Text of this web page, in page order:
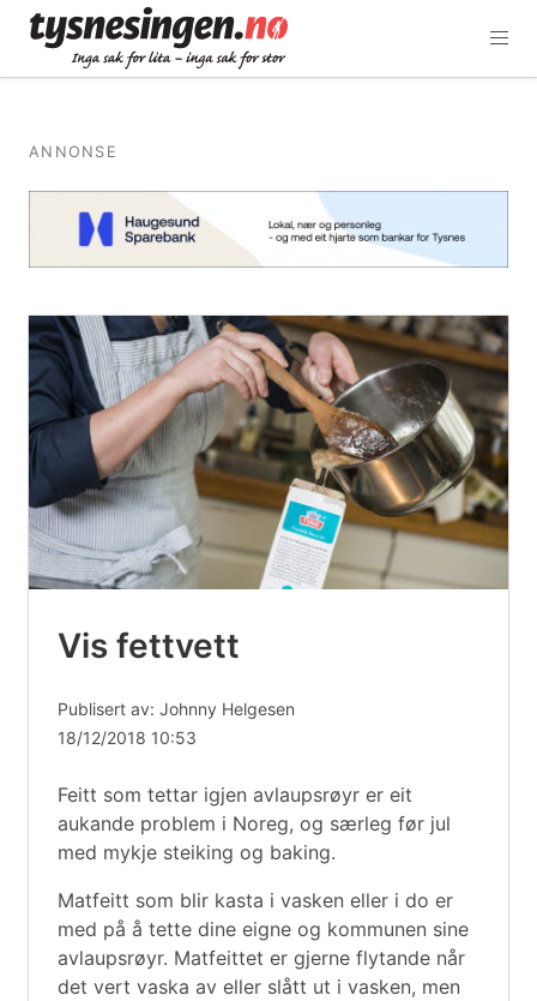
ANNONSE
Vis fettvett
Publisert av: Johnny Helgesen
18/12/2018 10:53
Feitt som tettar igjen avlaupsrøyr er eit
aukande problem i Noreg, og særleg før jul
med mykje steiking og baking.
Matfeitt som blir kasta i vasken eller i do er
med på å tette dine eigne og kommunen sine
avlaupsrøyr. Matfeittet er gjerne flytande når
det vert vaska av eller slått ut i vasken, men